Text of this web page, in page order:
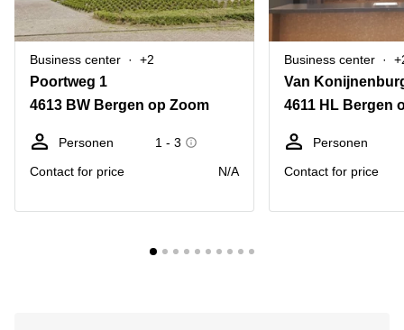
Business center +2
Poortweg 1
4613 BW Bergen op Zoom
Personen
1 - 3
Contact for price
N/A
Business center
Van
4611 HL Bergen
Personen
Contact for price